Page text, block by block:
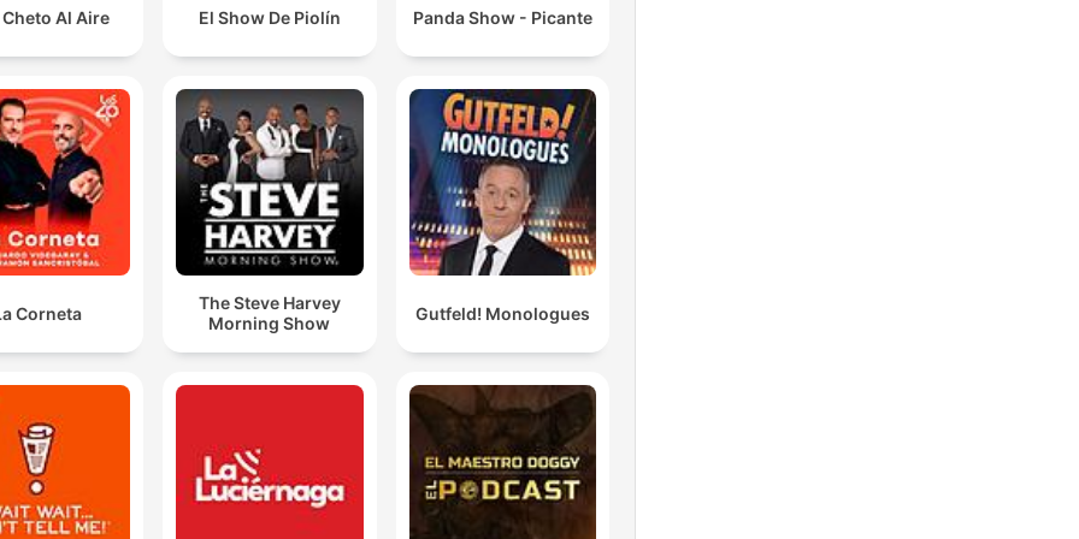
Al Aire El Show De Piolín Panda Show - Picante
Corneta
The Steve Harvey
Morning Show
Gutfeld! Monologues